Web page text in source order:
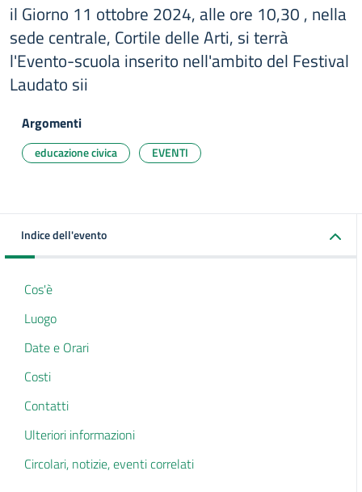
il Giorno 11 ottobre 2024, alle ore 10,30 , nella
sede centrale, Cortile delle Arti, si terrà
l'Evento-scuola inserito nell'ambito del Festival
Laudato sii
Argomenti
educazione civica EVENTI
Indice dell'evento
Cos'è
Luogo
Date e Orari
Costi
Contatti
Ulteriori informazioni
Circolari, notizie, eventi correlati